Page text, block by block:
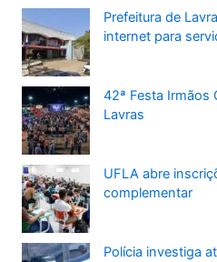
Prefeitura de
internet para
42ª Festa Irmãos
Lavras
UFLA abre
complementar
Polícia investiga